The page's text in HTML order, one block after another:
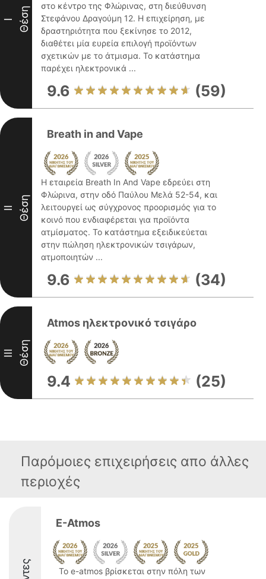
I Θέση
στο κέντρο της Φλώρινας, στη διεύθυνση
Στεφάνου Δραγούμη 12. Η επιχείρηση, με
δραστηριότητα που ξεκίνησε το 2012,
διαθέτει μία ευρεία επιλογή προϊόντων
σχετικών με το άτμισμα. Το κατάστημα
παρέχει ηλεκτρονικά ...
9.6 (59)
II Θέση
Breath in and Vape
Η εταιρεία Breath In And Vape εδρεύει στη
Φλώρινα, στην οδό Παύλου Μελά 52-54, και
λειτουργεί ως σύγχρονος προορισμός για το
κοινό που ενδιαφέρεται για προϊόντα
ατμίσματος. Το κατάστημα εξειδικεύεται
στην πώληση ηλεκτρονικών τσιγάρων,
ατμοποιητών ...
9.6 (34)
III Θέση
Atmos ηλεκτρονικό τσιγάρο
9.4 (25)
Παρόμοιες επιχειρήσεις απο άλλες
περιοχές
E-Atmos
Το e-atmos βρίσκεται στην πόλη των